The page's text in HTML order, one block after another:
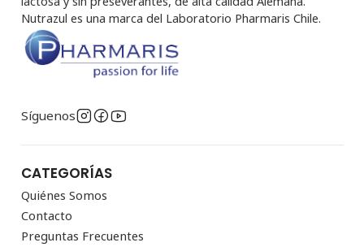
Nutrazul es una marca del Laboratorio Pharmaris Chile.
Síguenos
CATEGORÍAS
Quiénes Somos
Contacto
Preguntas Frecuentes